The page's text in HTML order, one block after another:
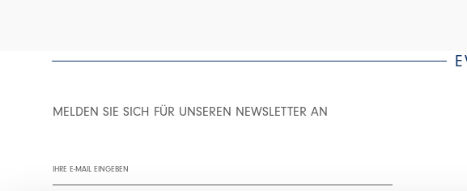
MELDEN SIE SICH FÜR UNSEREN NEWSLETTER AN